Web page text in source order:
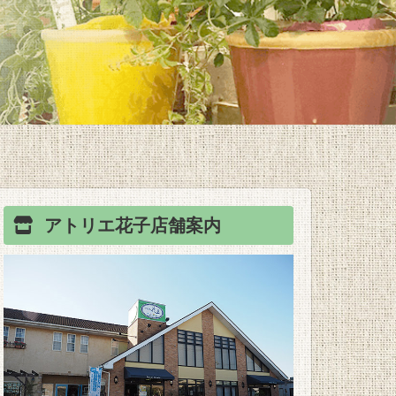
アトリエ花子店舗案内